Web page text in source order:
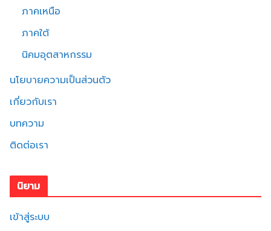
ภาคเหนือ
ภาคใต้
นิคมอุตสาหกรรม
นโยบายความเป็นส่วนตัว
เกี่ยวกับเรา
บทความ
ติดต่อเรา
นิยาม
เข้าสู่ระบบ